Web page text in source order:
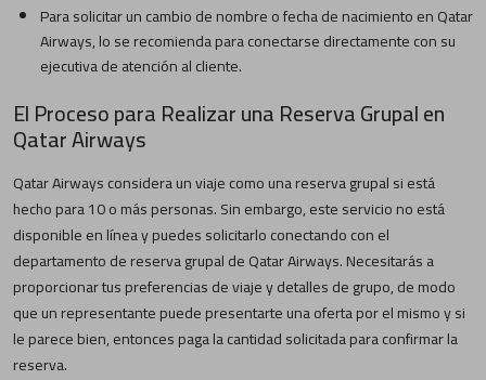
Para solicitar un cambio de nombre o fecha de nacimiento en Qatar
Airways, lo se recomienda para conectarse directamente con su
ejecutiva de atención al cliente.
El Proceso para Realizar una Reserva Grupal en
Qatar Airways
Qatar Airways considera un viaje como una reserva grupal si está
hecho para 10 o más personas. Sin embargo, este servicio no está
disponible en línea y puedes solicitarlo conectando con el
departamento de reserva grupal de Qatar Airways. Necesitarás a
proporcionar tus preferencias de viaje y detalles de grupo, de modo
que un representante puede presentarte una oferta por el mismo y si
le parece bien, entonces paga la cantidad solicitada para confirmar la
reserva.